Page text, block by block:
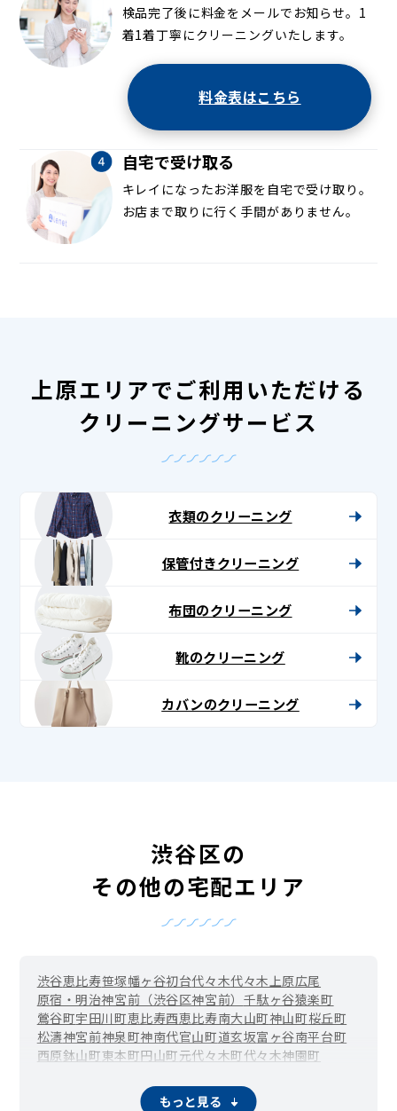
検品完了後に料金をメールでお知らせ。1
着1着丁寧にクリーニングいたします。
料金表はこちら
自宅で受け取る
キレイになったお洋服を自宅で受け取り。
お店まで取りに行く手間がありません。
上原エリアでご利用いただける
クリーニングサービス
衣類のクリーニング
保管付きクリーニング
布団のクリーニング
靴のクリーニング
カバンのクリーニング
渋谷区の
その他の宅配エリア
渋谷恵比寿笹塚幡ヶ谷初台代々木代々木上原広尾
原宿・明治神宮前（渋谷区神宮前） 千駄ヶ谷猿楽町
鶯谷町宇田川町恵比寿西恵比寿南大山町神山町桜丘町
松濤神宮前神泉町神南代官山町道玄坂富ヶ谷南平台町
西原鉢山町東本町円山町元代々木町代々木神園町
もっと見る